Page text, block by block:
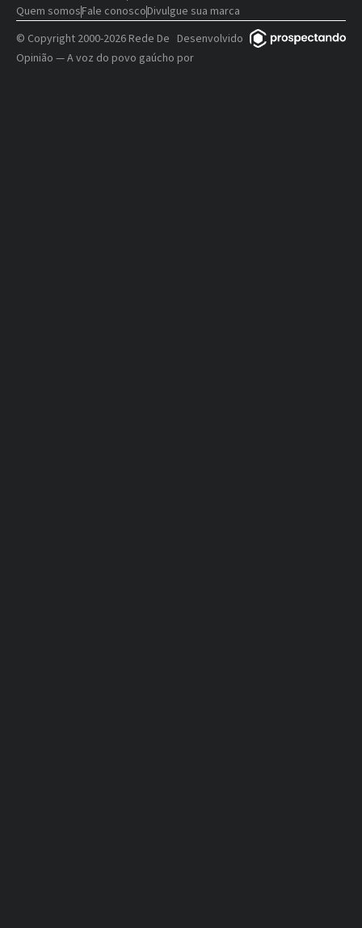
Quem somosFale conoscoDivulgue sua marca
© Copyright 2000-2026 Rede De
Opinião — A voz do povo gaúcho
Desenvolvido
por